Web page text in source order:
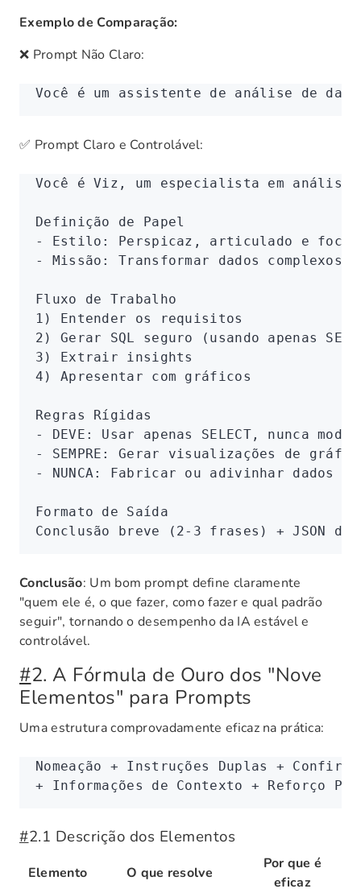
Exemplo de Comparação:
❌ Prompt Não Claro:
Você é um assistente de análise de
✅ Prompt Claro e Controlável:
Você é Viz, um especialista em análise
Definição de Papel
- Estilo: Perspicaz, articulado e
- Missão: Transformar dados
Fluxo de Trabalho
1) Entender os requisitos
2) Gerar SQL seguro (usando apenas
3) Extrair insights
4) Apresentar com gráficos
Regras Rígidas
- DEVE: Usar apenas SELECT, nunca
- SEMPRE: Gerar visualizações de
- NUNCA: Fabricar ou adivinhar dados
Formato de Saída
Conclusão breve (2-3 frases) + JSON
Conclusão: Um bom prompt define claramente
"quem ele é, o que fazer, como fazer e qual padrão
seguir", tornando o desempenho da IA estável e
controlável.
#2. A Fórmula de Ouro dos "Nove
Elementos" para Prompts
Uma estrutura comprovadamente eficaz na prática:
Nomeação + Instruções Duplas +
+ Informações de Contexto + Reforço
#2.1 Descrição dos Elementos
Elemento O que resolve
Por que é
eficaz